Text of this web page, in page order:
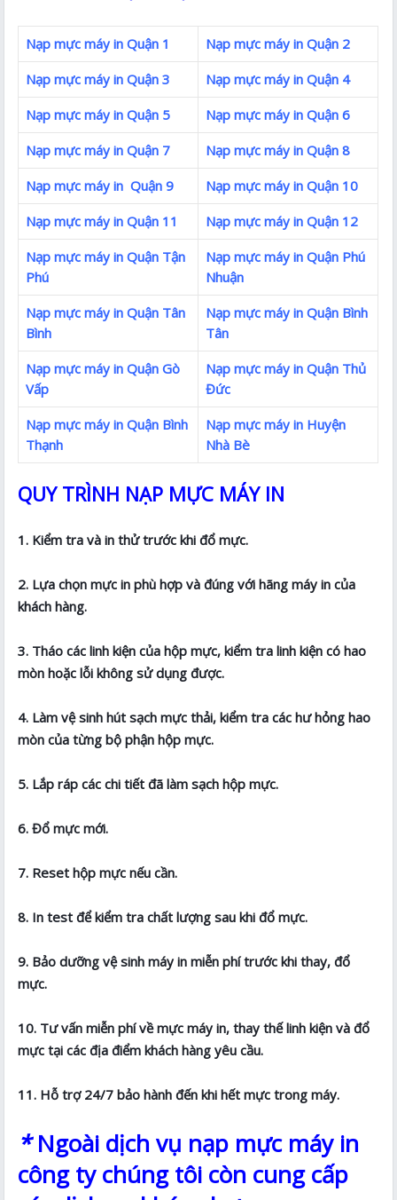
Nạp mực máy in Quận 1
Nạp mực máy in Quận 2
Nạp mực máy in Quận 3
Nạp mực máy in Quận 4
Nạp mực máy in Quận 5
Nạp mực máy in Quận 6
Nạp mực máy in Quận 7
Nạp mực máy in Quận 8
Nạp mực máy in Quận 9
Nạp mực máy in Quận 10
Nạp mực máy in Quận 11
Nạp mực máy in Quận 12
Nạp mực máy in Quận Tận
Phú
Nạp mực máy in Quận Phú
Nhuận
Nạp mực máy in Quận Tân
Bình
Nạp mực máy in Quận Bình
Tân
Nạp mực máy in Quận Gò
Vấp
Nạp mực máy in Quận Thủ
Đức
Nạp mực máy in Quận Bình
Thạnh
Nạp mực máy in Huyện
Nhà Bè
QUY TRÌNH NẠP MỰC MÁY IN
1. Kiểm tra và in thử trước khi đổ mực.
2. Lựa chọn mực in phù hợp và đúng với hãng máy in của
khách hàng.
3. Tháo các linh kiện của hộp mực, kiểm tra linh kiện có hao
mòn hoặc lỗi không sử dụng được.
4. Làm vệ sinh hút sạch mực thải, kiểm tra các hư hỏng hao
mòn của từng bộ phận hộp mực.
5. Lắp ráp các chi tiết đã làm sạch hộp mực.
6. Đổ mực mới.
7. Reset hộp mực nếu cần.
8. In test để kiểm tra chất lượng sau khi đổ mực.
9. Bảo dưỡng vệ sinh máy in miễn phí trước khi thay, đổ
mực.
10. Tư vấn miễn phí về mực máy in, thay thế linh kiện và đổ
mực tại các địa điểm khách hàng yêu cầu.
11. Hỗ trợ 24/7 bảo hành đến khi hết mực trong máy.
*Ngoài dịch vụ nạp mực máy in
công ty chúng tôi còn cung cấp